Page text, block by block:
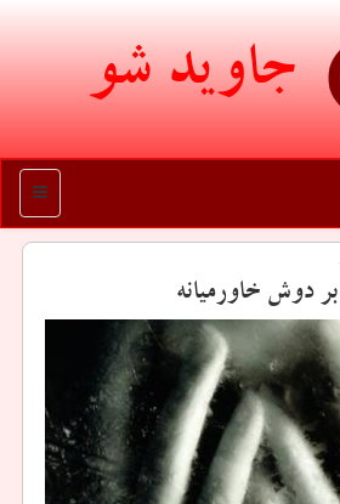
جاوید شو
منو
دوش خاورمیانه